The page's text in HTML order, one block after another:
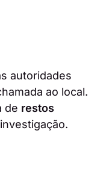
autoridades
ao local.
de restos